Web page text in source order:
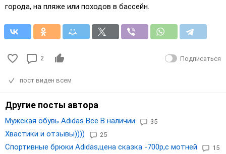
города, на пляже или походов в бассейн.
2 Подписаться
пост виден всем
Другие посты автора
Мужская обувь Adidas Все В наличии 35
Хвастики и отзывы)))) 25
Спортивные брюки Adidas,цена сказка -700р,с мотней 15